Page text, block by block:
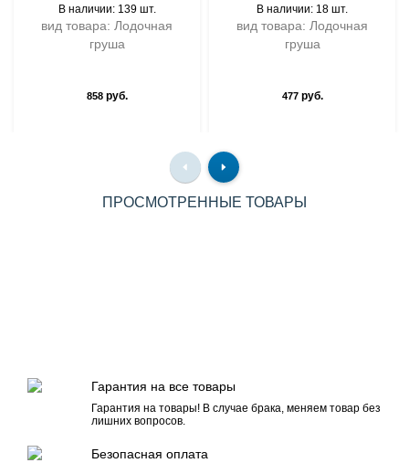
В наличии: 139 шт.
вид товара: Лодочная
груша
858руб.
В наличии: 18 шт.
вид товара: Лодочная
груша
477руб.
ПРОСМОТРЕННЫЕ ТОВАРЫ
Гарантия на все товары
Гарантия на товары! В случае брака, меняем товар без
лишних вопросов.
Безопасная оплата